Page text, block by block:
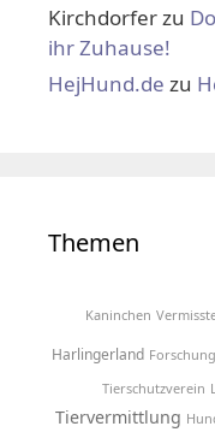
Kirchdorferzu
ihr Zuhause!
HejHund.de zu
Themen
Kaninchen
Harlingerland Forschung
Tierschutzverein
Tiervermittlung